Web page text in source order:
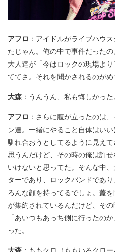
アフロ ：アイドルがライブハウ
たじゃん。俺の中で事件だった
大人達が「今はロックの現場よ
ててさ。それを聞かされるのがめ
大森 ：うんうん、私も悔しかった
アフロ ：さらに腹が立ったのは
ン達。一緒にやること自体はい
馴れ合おうとしてるように見え
思うんだけど、その時の俺は許
いけないと思ってた。そんな中
ターであり、ロックバンドであ
ろんな顔を持ってるでしょ。蓋
が集約されているんだけど、そ
「あいつもあっち側に行ったの
った。